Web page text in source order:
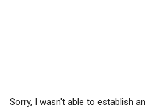
Sorry, I wasn't able to establish